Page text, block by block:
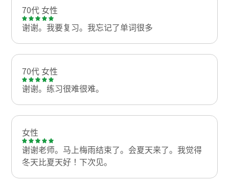
70代 女性
谢谢。我要复习。我忘记了单词很多
70代 女性
谢谢。练习很难很难。
女性
谢谢老师。马上梅雨结束了。会夏天来了。我觉得
冬天比夏天好！下次见。